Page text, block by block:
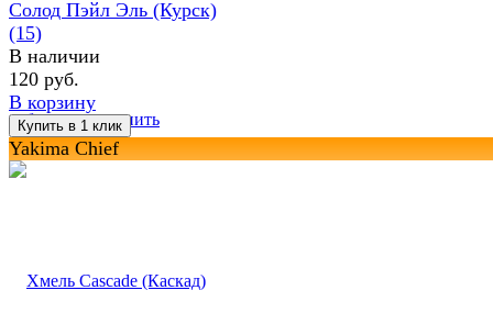
избранное сравнить
Солод Пэйл Эль (Курск)
(15)
В наличии
120 руб.
В корзину
Yakima Chief